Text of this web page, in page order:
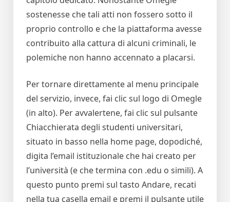
sostenesse che tali atti non fossero sotto il
proprio controllo e che la piattaforma avesse
contribuito alla cattura di alcuni criminali, le
polemiche non hanno accennato a placarsi.
Per tornare direttamente al menu principale
del servizio, invece, fai clic sul logo di Omegle
(in alto). Per avvalertene, fai clic sul pulsante
Chiacchierata degli studenti universitari,
situato in basso nella home page, dopodiché,
digita l’email istituzionale che hai creato per
l’università (e che termina con .edu o simili). A
questo punto premi sul tasto Andare, recati
nella tua casella email e premi il pulsante utile